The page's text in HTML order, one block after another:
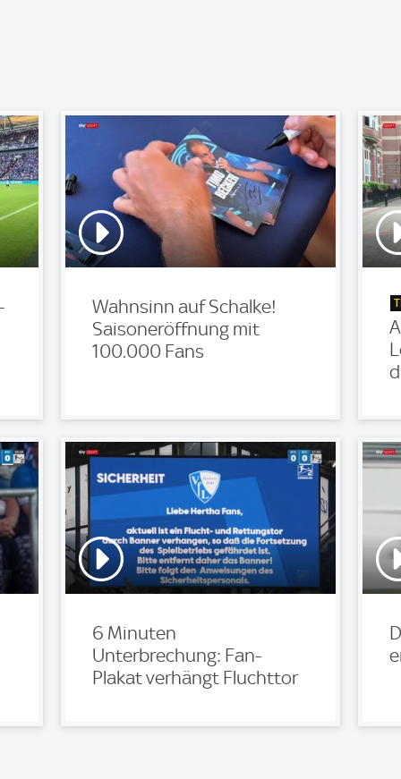
Wahnsinn auf Schalke!
Saisoneröffnung mit
100.000 Fans
6 Minuten
Unterbrechung: Fan-
Plakat verhängt Fluchttor